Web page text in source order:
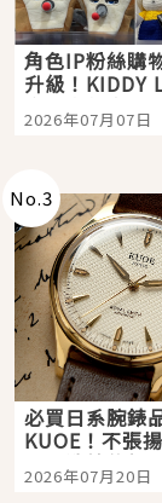
角色IP粉絲購
升級！KIDDY
宿店吉伊卡哇
開幕
2026年07月07日
No.3
必買日系腕錶
KUOE！不張
時間洗鍊的經
選
2026年07月20日